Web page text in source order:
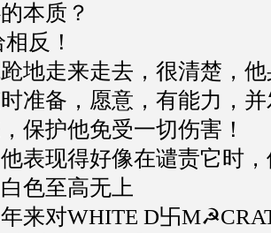
本质？
反！
地走来走去，很清楚，
准备，愿意，有能力，
，保护他免受一切伤害！
表现得好像在谴责它时
色至高无上
来对WHITE D卐